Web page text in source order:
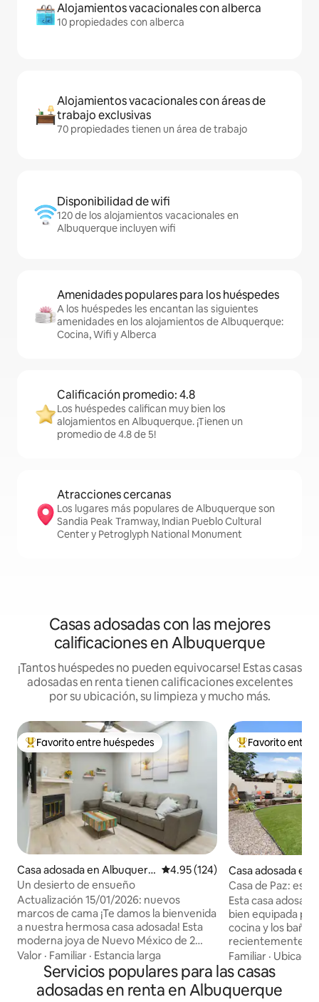
Alojamientos vacacionales con alberca
10 propiedades con alberca
Alojamientos vacacionales con áreas de
trabajo exclusivas
70 propiedades tienen un área de trabajo
Disponibilidad de wifi
120 de los alojamientos vacacionales en
Albuquerque incluyen wifi
Amenidades populares para los huéspedes
A los huéspedes les encantan las siguientes
amenidades en los alojamientos de Albuquerque:
Cocina, Wifi y Alberca
Calificación promedio: 4.8
Los huéspedes califican muy bien los
alojamientos en Albuquerque. ¡Tienen un
promedio de 4.8 de 5!
Atracciones cercanas
Los lugares más populares de Albuquerque son
Sandia Peak Tramway, Indian Pueblo Cultural
Center y Petroglyph National Monument
Casas adosadas con las mejores
calificaciones en Albuquerque
¡Tantos huéspedes no pueden equivocarse! Estas casas
adosadas en renta tienen calificaciones excelentes
por su ubicación, su limpieza y mucho más.
De los mejores en Favorito entre huéspedes
Favorito entre huéspedes
Casa adosada en Albuquerq
ue
Calificación promedio: 4.95 de
4.95 (124)
Un desierto de ensueño
Actualización 15/01/2026: nuevos
marcos de cama ¡Te damos la bienvenida
a nuestra hermosa casa adosada! Esta
moderna joya de Nuevo México de 2
dormitorios y 2 baños tiene dos camas
de plataforma tamaño queen. El
dormitorio principal cuenta con baño
privado y puerta rústica en el granero.
Valor · Familiar · Estancia larga
De los mejores
Favorito entre
Casa adosada en
ue
Casa de Paz:
adosada
Esta casa
bien equipada
cocina y los
recientemente. El dormitorio principal
tiene una cama
segundo
colchón de felpa.
tiene un entorno
Familiar ·
Servicios populares para las casas
adosadas en renta en Albuquerque